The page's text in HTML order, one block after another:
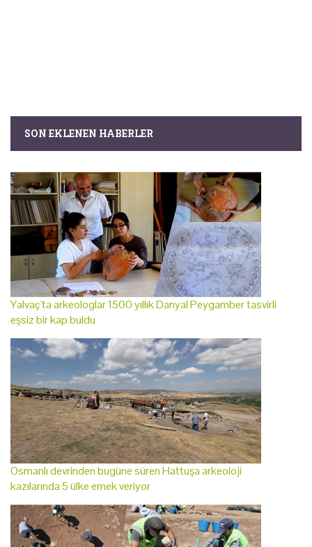
SON EKLENEN HABERLER
Yalvaç'ta arkeologlar 1500 yıllık Danyal Peygamber tasvirli
eşsiz bir kap buldu
Osmanlı devrinden bugüne süren Hattuşa arkeoloji
kazılarında 5 ülke emek veriyor